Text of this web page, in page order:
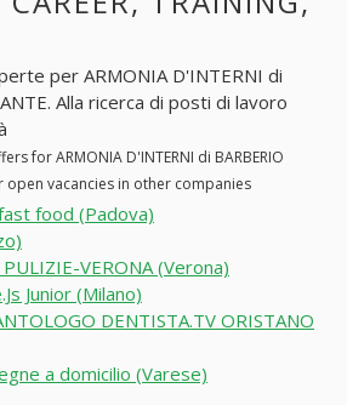
per ARMONIA D'INTERNI di
Alla ricerca di posti di lavoro
for ARMONIA D'INTERNI di BARBERIO
open vacancies in other companies
food (Padova)
VERONA (Verona)
Junior (Milano)
DENTISTA.TV ORISTANO
a domicilio (Varese)